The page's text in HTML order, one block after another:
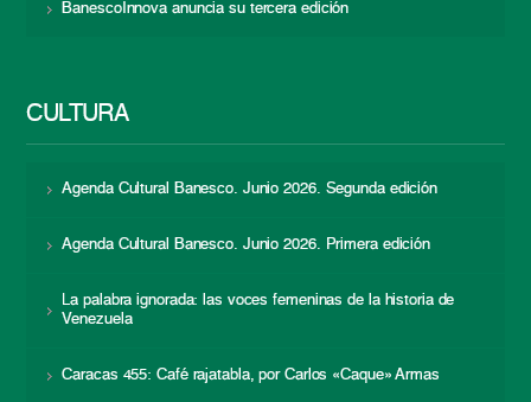
BanescoInnova anuncia su tercera edición
CULTURA
Agenda Cultural Banesco. Junio 2026. Segunda edición
Agenda Cultural Banesco. Junio 2026. Primera edición
La palabra ignorada: las voces femeninas de la historia de
Venezuela
Caracas 455: Café rajatabla, por Carlos «Caque» Armas